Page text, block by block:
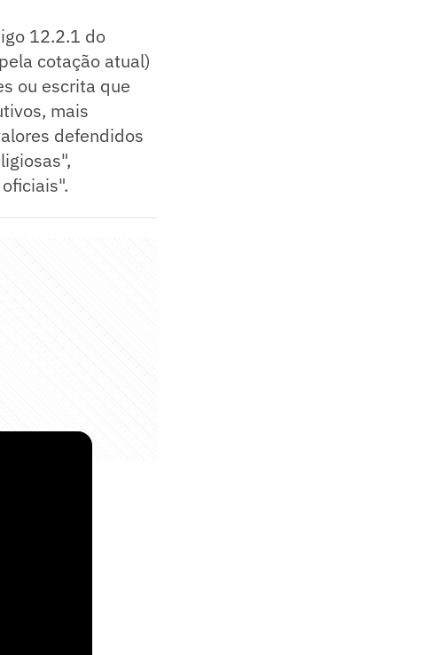
12.2.1 do
cotação atual)
ou escrita que
mais
defendidos